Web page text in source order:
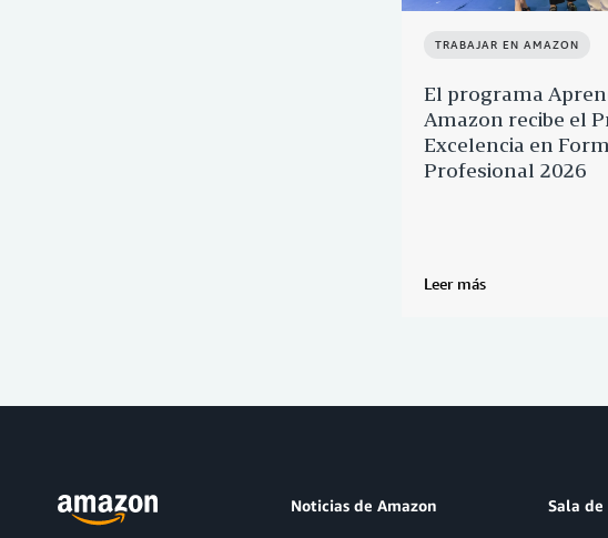
TRABAJAR EN AMAZON
El programa
Amazon recibe el
Excelencia en
Profesional 2026
Leer más
Noticias de Amazon Sala de